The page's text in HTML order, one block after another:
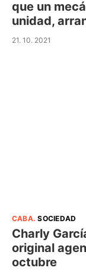
que un
unidad,
21. 10. 2021
CABA.SOCIEDAD
Charly
original
octubre